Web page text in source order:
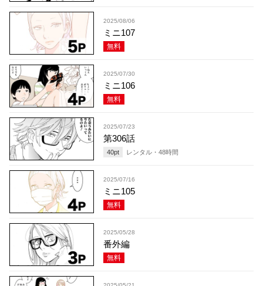
2025/08/06
ミニ107
無料
2025/07/30
ミニ106
無料
2025/07/23
第306話
40pt レンタル・ 48時間
2025/07/16
ミニ105
無料
2025/05/28
番外編
無料